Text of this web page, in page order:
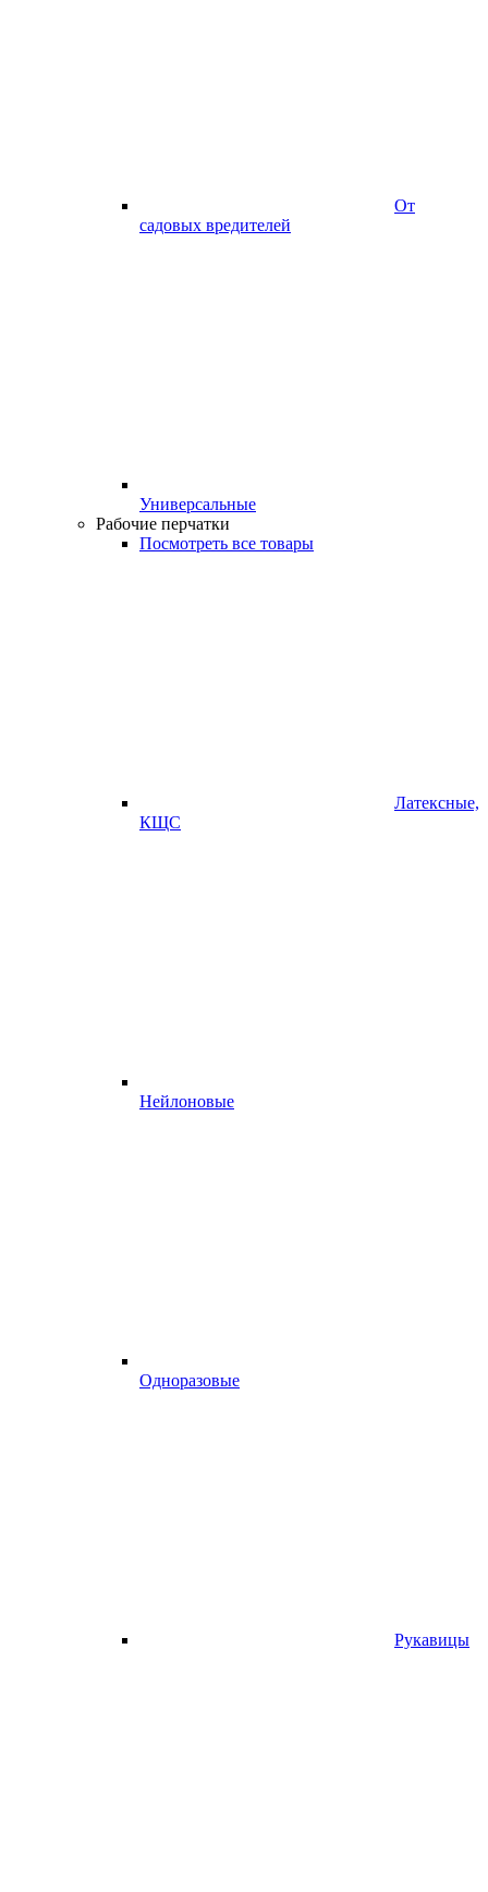
От
садовых вредителей
Универсальные
Рабочие перчатки
Посмотреть все товары
Латексные,
КЩС
Нейлоновые
Одноразовые
Рукавицы